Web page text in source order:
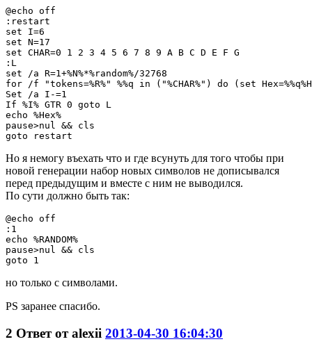
@echo off
:restart
set I=6
set N=17
set CHAR=0 1 2 3 4 5 6 7 8 9 A B C D E F G
:L
set /a R=1+%N%*%random%/32768
for /f "tokens=%R%" %%q in ("%CHAR%") do (set
Set /a I-=1
If %I% GTR 0 goto L
echo %Hex%
pause>nul && cls
goto restart
Но я немогу въехать что и где всунуть для того чтобы при
новой генерации набор новых символов не дописывался
перед предыдущим и вместе с ним не выводился.
По сути должно быть так:
@echo off
:1
echo %RANDOM%
pause>nul && cls
goto 1
но только с символами.
PS заранее спасибо.
2 Ответ отalexii 2013-04-30 16:04:30